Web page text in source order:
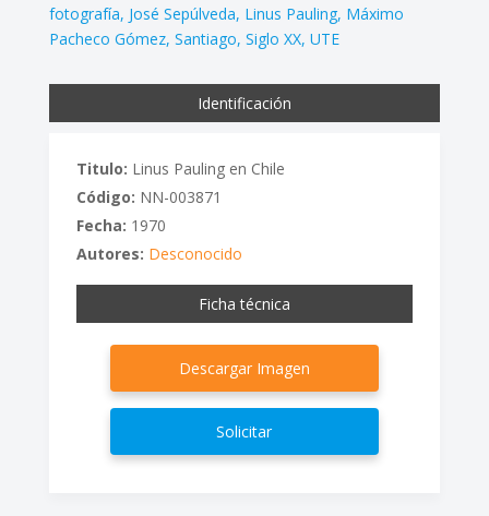
fotografía José Sepúlveda Linus Pauling Máximo
Pacheco Gómez Santiago Siglo XX UTE
Identificación
Titulo: Linus Pauling en Chile
Código: NN-003871
Fecha: 1970
Autores: Desconocido
Ficha técnica
Descargar Imagen
Solicitar